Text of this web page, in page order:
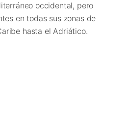
occidental, pero
en todas sus zonas de
hasta el Adriático.